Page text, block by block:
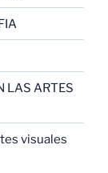
LAS ARTES
visuales